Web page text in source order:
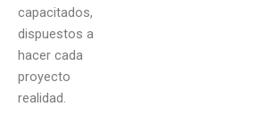
capacitados,
dispuestos a
hacer cada
proyecto
realidad.